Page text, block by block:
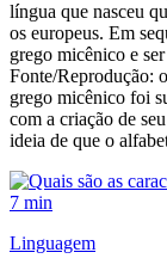
língua que nasceu
os europeus. Em
grego micênico e
Fonte/Reprodução:
grego micênico foi
com a criação de
ideia de que o
7 min
Linguagem